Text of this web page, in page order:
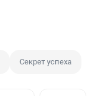
Секрет успеха